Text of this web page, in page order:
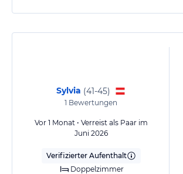
Sylvia (41-45)
1 Bewertungen
Vor 1 Monat • Verreist als Paar im
Juni 2026
Verifizierter Aufenthalt
Doppelzimmer